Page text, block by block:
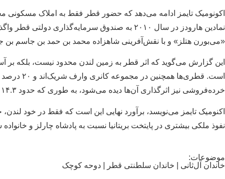
اکونومیک تایمز ادامه می‌دهد که حضور قطر فقط به املاک مسکونی
نمادین هارودز در سال ۲۰۱۰ به صندوق
«می‌بورن هتلز» و با نقش‌آفرینی شاهزاده محمد بن حمد بن جاسم بن
خرده‌فروشی نیز اثرگذاری آن‌ها دیده می‌شود، به طوری که حدود ۱۴.۳ درصد سهام زنجیره سوپرمارکت‌های سِینزبری به قطر تعلق دارد.
نفوذ ملکی بیشتری در پایتخت بریتانیا نسبت به پادشاه چارلز و
موضوعات:
خاندان آل‌ثانی
خاندان سلطنتی قطر دوحه کوچک